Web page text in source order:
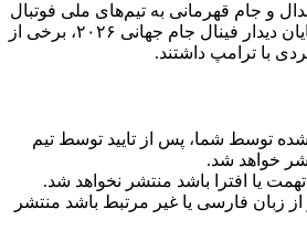
و جام قهرمانی به تیم‌های ملی فوتبال
اسپانیا و آرژانتین پس از پایان دیدار فینال جام جهانی ۲۰۲۶، برخی از
با ترامپ داشتند.
توسط شما، پس از تایید توسط تیم
خواهد شد.
یا افترا باشد منتشر نخواهد شد.
از زبان فارسی یا غیر مرتبط باشد منتشر